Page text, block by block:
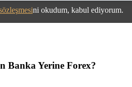
ni okudum, kabul ediyorum.
Banka Yerine Forex?